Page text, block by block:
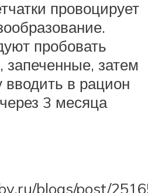
провоцирует
пробовать
запеченные, затем
вводить в рацион
3 месяца
blogs/post/